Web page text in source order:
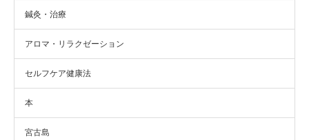
鍼灸・治療
アロマ・リラクゼーション
セルフケア健康法
本
宮古島